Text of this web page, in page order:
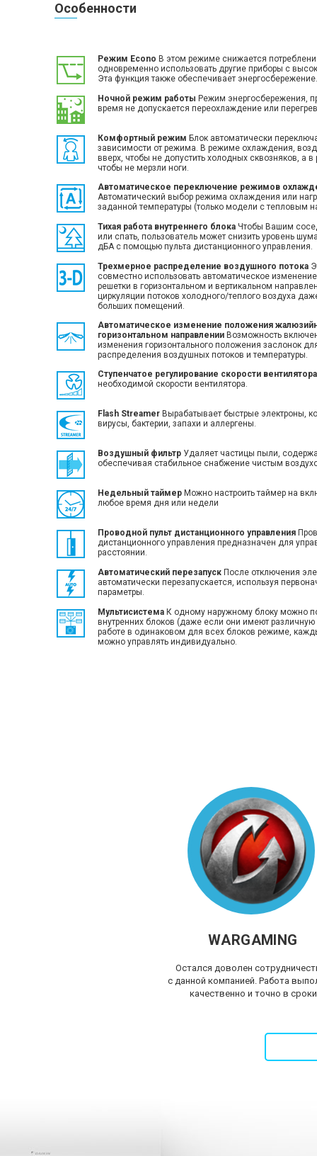
Особенности
Режим Еcono В этом режиме снижается
одновременно использовать другие приборы с
Эта функция также обеспечивает энергосбережение.
Ночной режим работы Режим энергосбережения,
время не допускается переохлаждение или
Комфортный режим Блок автоматически
зависимости от режима. В режиме охлаждения,
вверх, чтобы не допустить холодных сквозняков, а
чтобы не мерзли ноги.
Автоматическое переключение режимов
Автоматический выбор режима охлаждения или
заданной температуры (только модели с тепловым
Тихая работа внутреннего блока Чтобы Вашим
или спать, пользователь может снизить уровень
дБA с помощью пульта дистанционного управления.
Трехмерное распределение воздушного потока
совместно использовать автоматическое
решетки в горизонтальном и вертикальном
циркуляции потоков холодного/теплого воздуха
больших помещений.
Автоматическое изменение положения
горизонтальном направлении Возможность
изменения горизонтального положения заслонок
распределения воздушных потоков и температуры.
Ступенчатое регулирование скорости вентилятора
необходимой скорости вентилятора.
Flash Streamer Вырабатывает быстрые электроны,
вирусы, бактерии, запахи и аллергены.
Воздушный фильтр Удаляет частицы пыли,
обеспечивая стабильное снабжение чистым
Недельный таймер Можно настроить таймер на
любое время дня или недели
Проводной пульт дистанционного управления
дистанционного управления предназначен для
расстоянии.
Автоматический перезапуск После отключения
автоматически перезапускается, используя
параметры.
Mультисистема К одному наружному блоку можно
внутренних блоков (даже если они имеют различную
работе в одинаковом для всех блоков режиме,
можно управлять индивидуально.
WARGAMING
Остался доволен
с данной компанией. Работа
качественно и точно в